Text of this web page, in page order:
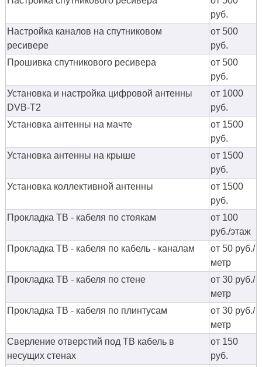
руб.
Настройка каналов на спутниковом
ресивере
от 500
руб.
Прошивка спутникового ресивера
от 500
руб.
Установка и настройка цифровой антенны
DVB-T2
от 1000
руб.
Установка антенны на мачте
от 1500
руб.
Установка антенны на крыше
от 1500
руб.
Установка коллективной антенны
от 1500
руб.
Прокладка ТВ - кабеля по стоякам
от 100
руб./этаж
Прокладка ТВ - кабеля по кабель - каналам
от 50 руб./
метр
Прокладка ТВ - кабеля по стене
от 30 руб./
метр
Прокладка ТВ - кабеля по плинтусам
от 30 руб./
метр
Сверление отверстий под ТВ кабель в
несущих стенах
от 150
руб.